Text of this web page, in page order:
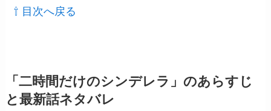
⇧ 目次へ戻る
「二時間だけのシンデレラ」のあらすじ
と最新話ネタバレ